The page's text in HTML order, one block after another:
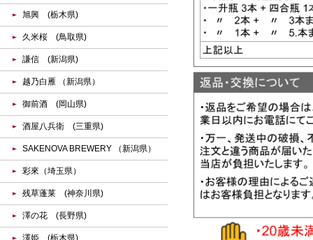
旭興 (栃木県)
久米桜 (鳥取県)
謙信 (新潟県)
越乃白雁 （新潟県）
御前酒 (岡山県)
酒屋八兵衛 (三重県)
SAKENOVA BREWERY （新潟県）
彩來（埼玉県）
残草蓬莱 (神奈川県)
澤の花 (長野県)
澤姫 (栃木県)